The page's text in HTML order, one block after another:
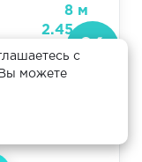
с
можете
8 м
2.45 м
54 м
Скидка